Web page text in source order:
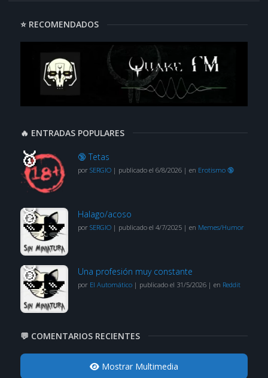
⭐ RECOMENDADOS
🔥 ENTRADAS POPULARES
🔞 Tetas
por SERGIO| publicado el 6/8/2026| en Erotismo 🔞
Halago/acoso
por SERGIO| publicado el 4/7/2025| en Memes/Humor
Una profesión muy constante
por El Automático| publicado el 31/5/2026| en Reddit
💬 COMENTARIOS RECIENTES
Mostrar Multimedia